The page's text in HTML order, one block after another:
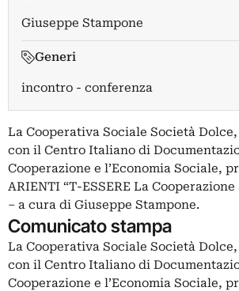
Giuseppe Stampone
Generi
incontro - conferenza
La Cooperativa Sociale Società
con il Centro Italiano di
Cooperazione e l’Economia Sociale,
ARIENTI “T-ESSERE La
– a cura di Giuseppe Stampone.
Comunicato stampa
La Cooperativa Sociale Società
con il Centro Italiano di
Cooperazione e l’Economia Sociale,